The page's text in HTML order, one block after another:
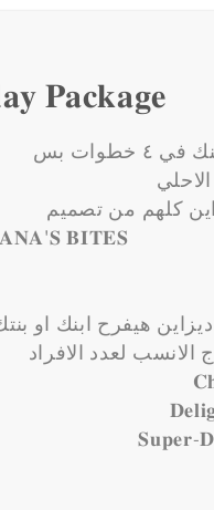
𝐏𝐚𝐜𝐤𝐚𝐠𝐞
بس
هيفرح ابنك او
الانسب لعدد الافراد